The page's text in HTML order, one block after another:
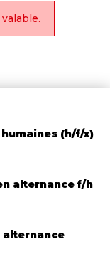
(h/f/x)
alternance f/h
alternance